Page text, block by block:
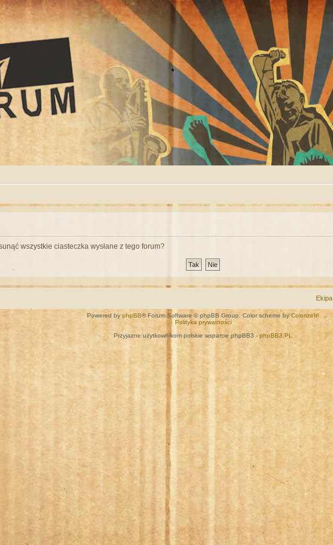
wszystkie ciasteczka wysłane z tego forum?
Ekipa
Powered by phpBB® Forum Software © phpBB Group. Color scheme byColorizeIt!
Polityka prywatności
Przyjazne użytkownikom polskie wsparcie phpBB3 -phpBB3.PL